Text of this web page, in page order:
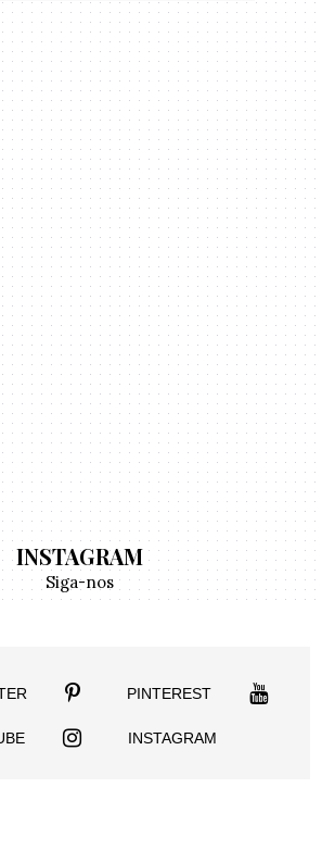
INSTAGRAM
Siga-nos
PINTEREST
INSTAGRAM